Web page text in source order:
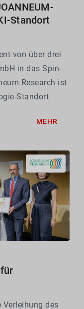
Standort
von über drei
in das Spin-
Research ist
Standort
MEHR
Verleihung des